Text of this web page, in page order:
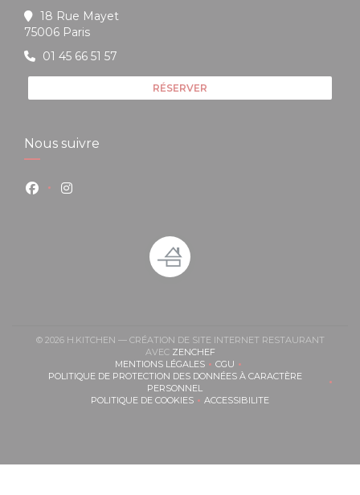
18 Rue Mayet
75006 Paris((ouvre une nouvelle fenêtre))
01 45 66 51 57
RÉSERVER
Nous suivre
Facebook ((ouvre une nouvelle fenêtre))
Instagram ((ouvre une nouvelle fenêtre))
© 2026 H.KITCHEN — CRÉATION DE SITE INTERNET RESTAURANT
AVEC ZENCHEF((OUVRE UNE NOUVELLE
MENTIONS LÉGALES((OUVRE UNE NOUVELLE FENÊTRE))
CGU((OUVRE UNE NOUVELLE
POLITIQUE DE PROTECTION DES DONNÉES À CARACTÈRE
PERSONNEL((OUVRE UNE NOUVELLE FENÊTRE))
POLITIQUE DE COOKIES((OUVRE UNE NOUVELLE FENÊTRE))
ACCESSIBILITE((OUVRE UNE NOUVELLE